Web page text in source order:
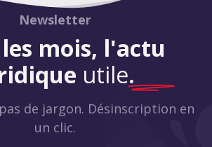
Newsletter
mois, l'actu
utile.
de jargon. Désinscription en
un clic.